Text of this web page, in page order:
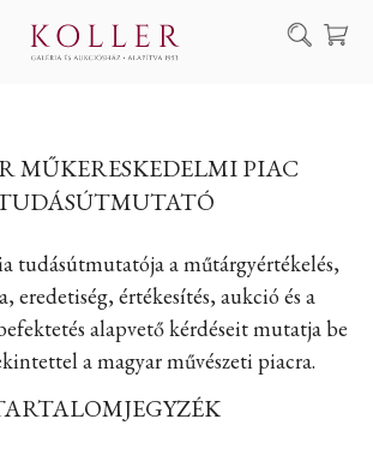
MŰVÉSZEINK
ALKOTÁSOK
AUKCIÓ
KIÁLLÍTÁSAINK
HÍREINK
RÓLUNK
Keresés
MŰKERESKEDELMI PIAC
tudásútmutatója a műtárgyértékelés,
eredetiség, értékesítés, aukció és a
alapvető kérdéseit mutatja be
a magyar művészeti piacra.